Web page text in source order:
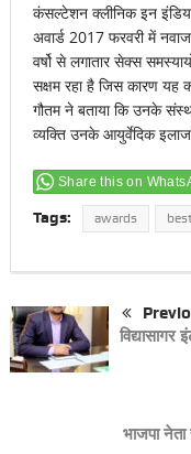
कंसल्टेशन क्लीनिक इन
अवार्ड 2017 फरवरी में
वर्षो से लगातार सेक्स
सक्षम रहा है जिस कारण यह
गौतम ने बताया कि उनके
व्यक्ति उनके आयुर्वेदिक इलाज
Share this on
Tags: awards
भाजपा